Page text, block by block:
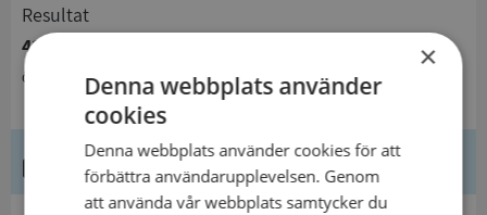
Resultat
411 kSEK
Ökning från 2025 till 2026 med 395,2%
Kontaktuppgifter
×
Denna webbplats använder
cookies
Denna webbplats använder cookies för att
förbättra användarupplevelsen. Genom
att använda vår webbplats samtycker du